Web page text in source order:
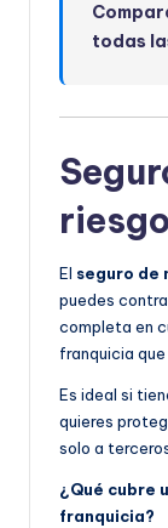
todas
El seguro de
puedes
completa en
franquicia
Es ideal si
quieres
solo a
¿Qué cubre
franquicia?